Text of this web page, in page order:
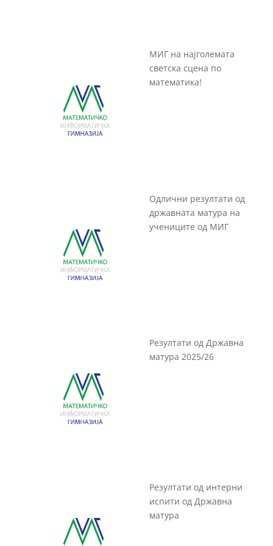
МИГ на најголемата
светска сцена по
математика!
Одлични резултати од
државната матура на
учениците од МИГ
Резултати од Државна
матура 2025/26
Резултати од интерни
испити од Државна
матура